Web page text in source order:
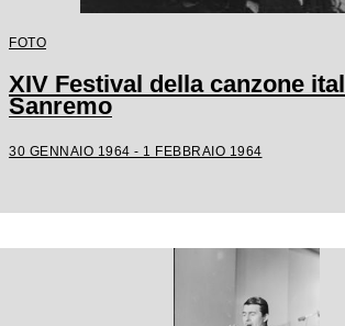
FOTO
XIV Festival della canzone
Sanremo
30 GENNAIO 1964 - 1 FEBBRAIO 1964